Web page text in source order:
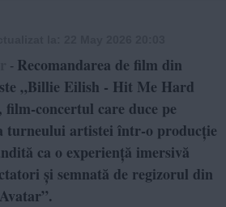
- Recomandarea de film din
„Billie Eilish - Hit Me Hard
concertul care duce pe
turneului artistei într-o producție
ca o experiență imersivă
și semnată de regizorul din